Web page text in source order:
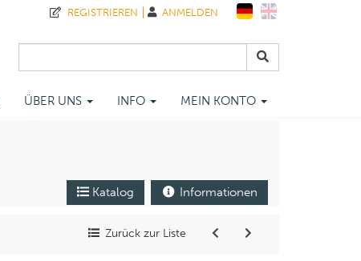
ÜBER UNS INFO MEIN KONTO
REGISTRIEREN ANMELDEN
Katalog Informationen
Zurück zur Liste